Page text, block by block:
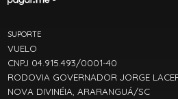
SUPORTE
VUELO
CNPJ 04.915.493/0001-40
RODOVIA GOVERNADOR JORGE
NOVA DIVINÉIA, ARARANGUÁ/SC